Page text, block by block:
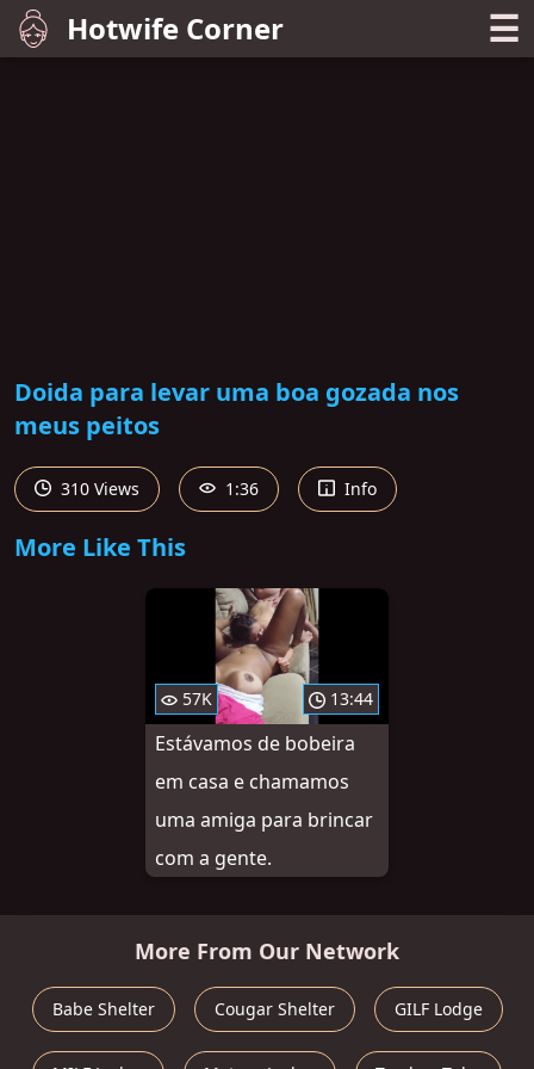
Hotwife Corner ☰
Doida para levar uma boa gozada nos
meus peitos
310 Views 1:36 Info
More Like This
57K 13:44
Estávamos de bobeira
em casa e chamamos
uma amiga para brincar
com a gente.
More From Our Network
Babe Shelter Cougar Shelter GILF Lodge